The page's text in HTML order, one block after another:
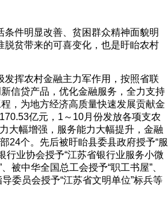
件明显改善、贫困群众精神面貌明
贫带来的可喜变化，也是盱眙农村
挥农村金融主力军作用，按照省联
信贷产品，优化金融服务，全力支持
，为地方经济高质量快速发展贡献金
亿元，1～10月份发放各项支农
大幅增强，服务能力大幅提升，金融
24个。先后被盱眙县委县政府授予“服
行业协会授予“江苏省银行业服务小微
被中华全国总工会授予“职工书屋”、
委员会授予“江苏省文明单位”标兵等